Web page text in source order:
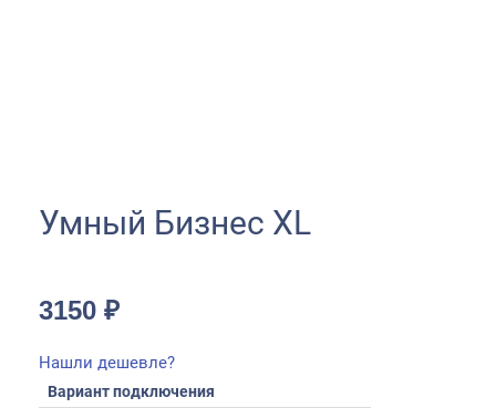
Умный Бизнес XL
3150 ₽
Нашли дешевле?
Вариант подключения